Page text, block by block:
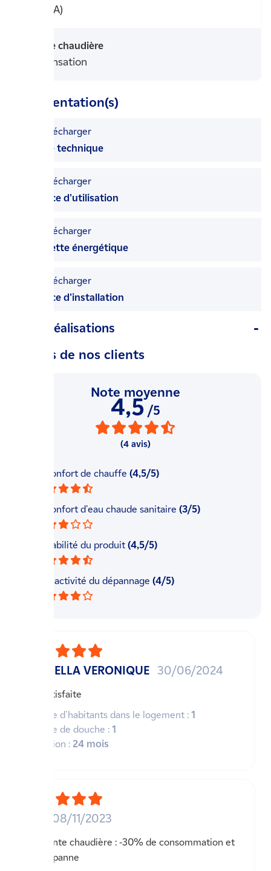
44 db(A)
Type de chaudière
Condensation
Documentation(s)
Télécharger
la fiche technique
Télécharger
la notice d'utilisation
Télécharger
l'étiquette énergétique
Télécharger
la notice d'installation
Avis / Réalisations
Les avis de nos clients
Note moyenne
4,5 /5
(4 avis)
Le confort de chauffe (4,5/5)
Le confort d'eau chaude sanitaire (3/5)
La fiabilité du produit (4,5/5)
La réactivité du dépannage (4/5)
NARDELLA VERONIQUE 30/06/2024
Très satisfaite
Nombre d'habitants dans le logement : 1
Nombre de douche : 1
Utilisation : 24 mois
08/11/2023
Excellente chaudière : -30% de consommation et
pas de panne